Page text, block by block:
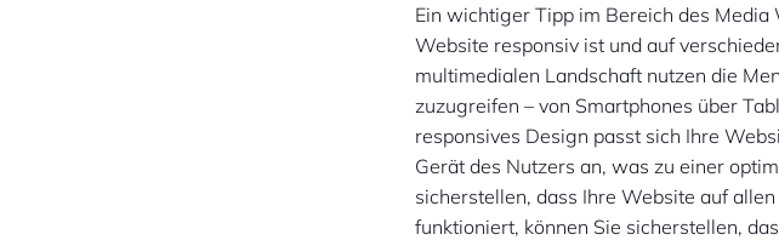
Ein wichtiger Tipp im Bereich des
Website responsiv ist und auf
multimedialen Landschaft nutzen die
zuzugreifen – von Smartphones über
responsives Design passt sich Ihre
Gerät des Nutzers an, was zu einer
sicherstellen, dass Ihre Website auf
funktioniert, können Sie sicherstellen,